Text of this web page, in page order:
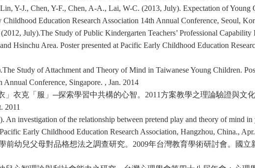
J., Chen, Y-F., Chen, A-A., Lai, W-C. (2013, July). Expectation of Young
Education Research Association 14th Annual Conference, Seoul,
July).The Study of Public Kindergarten Teachers’ Professional Capability
Hsinchu Area. Poster presented at Pacific Early Childhood Education
of Attachment and Theory of Mind in Taiwanese Young Children.
Conference, Singapore. , Jan. 2014
」衣克「服」─探索學習中共構的心智。 2011方案教學之理論驗證與文
2011
investigation of the relationship between pretend play and theory of mind in
Early Childhood Education Research Association, Hangzhou, China.,
前幼兒父母對品格想法之調查研究。 2009年台灣教育學術研討會。國立